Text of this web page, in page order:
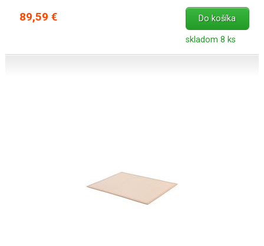
89,59 € Do košíka
skladom 8 ks